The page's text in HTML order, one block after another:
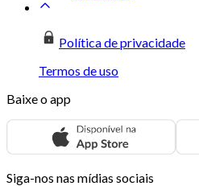
Política de privacidade
Termos de uso
Baixe o app
Siga-nos nas mídias sociais